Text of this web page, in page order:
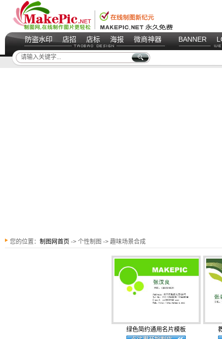
防盗水印 店招 店标 海报 微商神器 BANNER
您的位置： 制图网首页 -> 个性制图 -> 趣味场景合成
绿色简约通用名片模板